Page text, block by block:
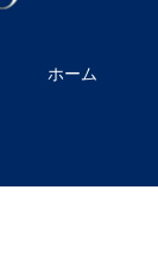
ホーム